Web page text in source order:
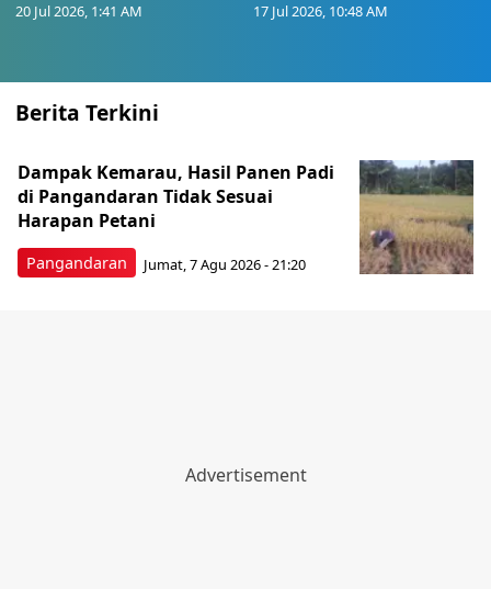
20 Jul 2026, 1:41 AM 17 Jul 2026, 10:48 AM
Berita Terkini
Pangandaran
Dampak Kemarau, Hasil Panen Padi
di Pangandaran Tidak Sesuai
Harapan Petani
Jumat, 7 Agu 2026 - 21:20